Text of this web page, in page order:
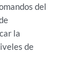
del
la
de